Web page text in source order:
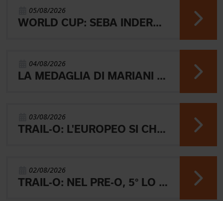
05/08/2026
WORLD CUP: SEBA INDERST ACCEDE ALLA FINALE A
04/08/2026
LA MEDAGLIA DI MARIANI E QUEL RICORDO CHE NON SVANISCE.
03/08/2026
TRAIL-O: L'EUROPEO SI CHIUDE CON L'ARGENTO JUNIOR, IL 4° PARALIMPICO E 5° OPEN
02/08/2026
TRAIL-O: NEL PRE-O, 5° LO JUNIOR LAMBERTINI E AARON GAIO 8°. NEI PARALIMPICI 20° GALVAN